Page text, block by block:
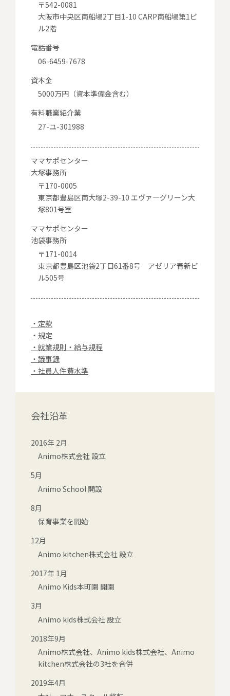
〒542-0081
大阪市中央区南船場2丁目1-10 CARP南船場第1ビ
ル2階
電話番号
06-6459-7678
資本金
5000万円（資本準備金含む）
有料職業紹介業
27-ユ-301988
ママサポセンター
大塚事務所
〒170-0005
東京都豊島区南大塚2-39-10 エヴァ―グリーン大
塚801号室
ママサポセンター
池袋事務所
〒171-0014
東京都豊島区池袋2丁目61番8号 アゼリア青新ビ
ル505号
・定款
・規定
・就業規則・給与規程
・議事録
・社員人件費水準
会社沿革
2016年 2月
Animo株式会社 設立
5月
Animo School 開設
8月
保育事業を開始
12月
Animo kitchen株式会社 設立
2017年 1月
Animo Kids本町園 開園
3月
Animo kids株式会社 設立
2018年9月
Animo株式会社、Animo kids株式会社、Animo
kitchen株式会社の3社を合併
2019年4月